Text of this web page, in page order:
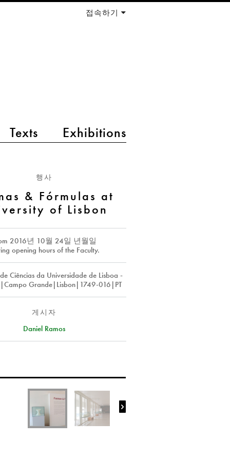
Texts Exhibitions
접속하기
행사
& Fórmulas at
of Lisbon
2016년 10월 24일 년월일
opening hours of the Faculty.
Ciências da Universidade de Lisboa -
Grande|Lisbon|1749-016|PT
게시자
Daniel Ramos
